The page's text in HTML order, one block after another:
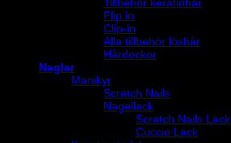
Flip in
Clip-in
Alla tillbehör löshår
Hårdockor
Naglar
Manikyr
Scratch Nails
Nagellack
Scratch Nails Lack
Cuccio Lack